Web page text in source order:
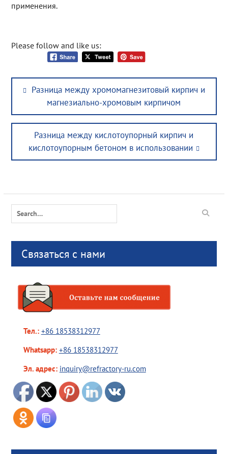
применения.
Please follow and like us:
Post
navigation
Previous
Разница между хромомагнезитовый кирпич и
магнезиально-хромовым кирпичом
Next
post:
Разница между кислотоупорный кирпич и
кислотоупорным бетоном в использовании
Search
for:
Связаться с нами
Тел.: +86 18538312977
Whatsapp: +86 18538312977
Эл. адрес: inquiry@refractory-ru.com